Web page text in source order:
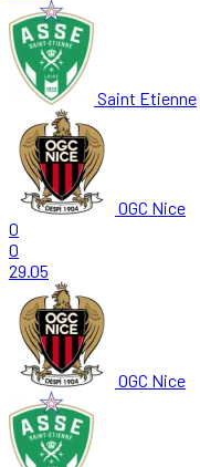
Saint Etienne
OGC Nice
0
0
29.05
OGC Nice